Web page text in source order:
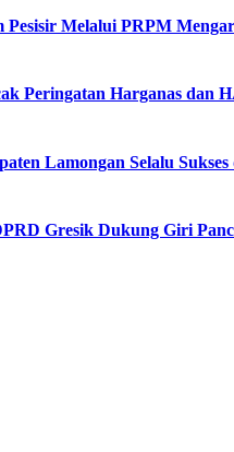
Melalui PRPM
Peringatan Harganas dan
Lamongan Selalu Sukses
Gresik Dukung Giri